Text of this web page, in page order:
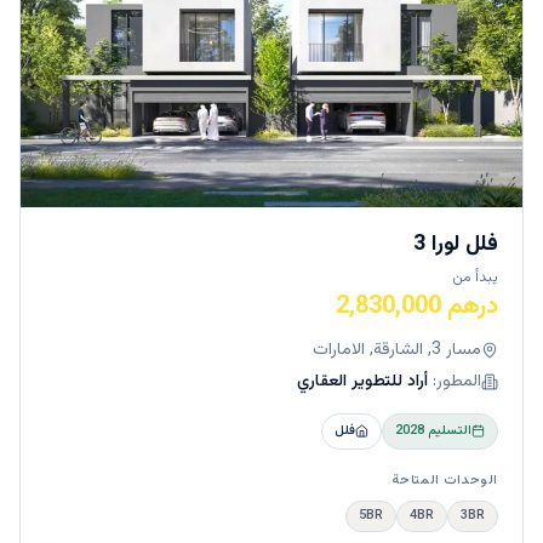
تتمثل ميزة موقع سراب في الجادة في أنه محاط بمجموعة
كبيرة من وسائل الراحة، مما يمنح سكانها مجموعة متنوعة
من البدائل للاستمتاع بها. ومع وجود مراكز ألعاب ومساحات
لعب وركن رياضي مدمج فيه، فإن المحور المركزي في
مجتمع الجادة بمثابة منصة واحدة للسكان لأي شيء يتعلق
بالترفيه والاستجمام. بالإضافة إلى ذلك، يوجد في سراب
مسبح منفصل للرجال والنساء وصالة ألعاب رياضية في
الطابق الرئيسي وكلها لتخفيف التوتر والاسترخاء للسكان.
بالإضافة إلى ذلك، تتمتع سراب بإمكانية الوصول إلى أفضل
المقاهي والمطاعم وصالات تناول الطعام والمسارح عالية
الجودة ومحلات القريبة.
فلل لورا 3
يبدأ من
درهم 2,830,000
مسار 3, الشارقة, الامارات
المطور: أراد للتطوير العقاري
التسليم2028 فلل
الوحدات المتاحة
3BR
4BR
5BR